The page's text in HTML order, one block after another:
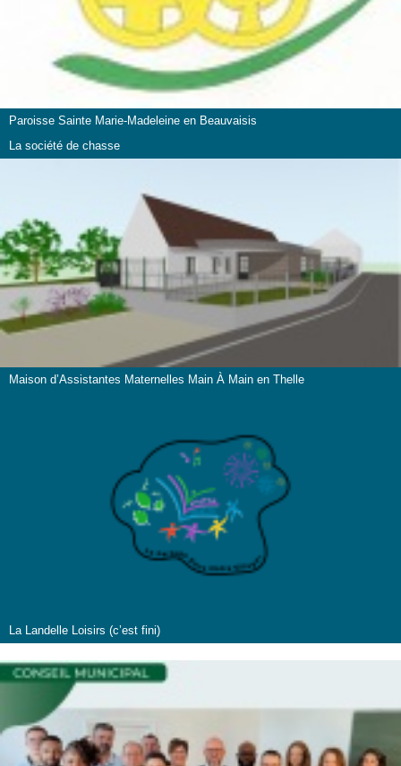
Paroisse Sainte Marie-Madeleine en Beauvaisis
La société de chasse
Maison d’Assistantes Maternelles Main À Main en Thelle
La Landelle Loisirs (c’est fini)